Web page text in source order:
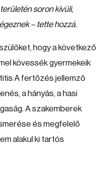
soron kívüli,
– tette hozzá.
hogy a következő
kövessék gyermekeik
A fertőzés jellemző
a hányás, a hasi
A szakemberek
és megfelelő
alakul ki tartós